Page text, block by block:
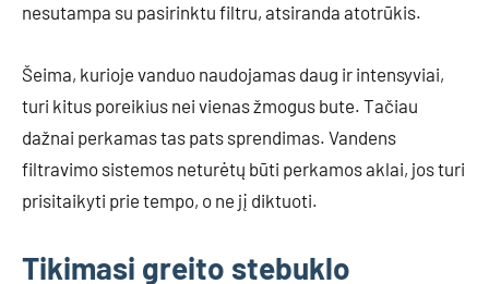
nesutampa su pasirinktu filtru, atsiranda atotrūkis.
Šeima, kurioje vanduo naudojamas daug ir intensyviai,
turi kitus poreikius nei vienas žmogus bute. Tačiau
dažnai perkamas tas pats sprendimas. Vandens
filtravimo sistemos neturėtų būti perkamos aklai, jos turi
prisitaikyti prie tempo, o ne jį diktuoti.
Tikimasi greito stebuklo